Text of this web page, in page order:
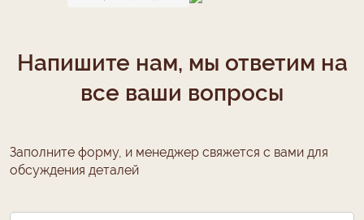
Напишите нам, мы ответим на
все ваши вопросы
Заполните форму, и менеджер свяжется с вами для
обсуждения деталей